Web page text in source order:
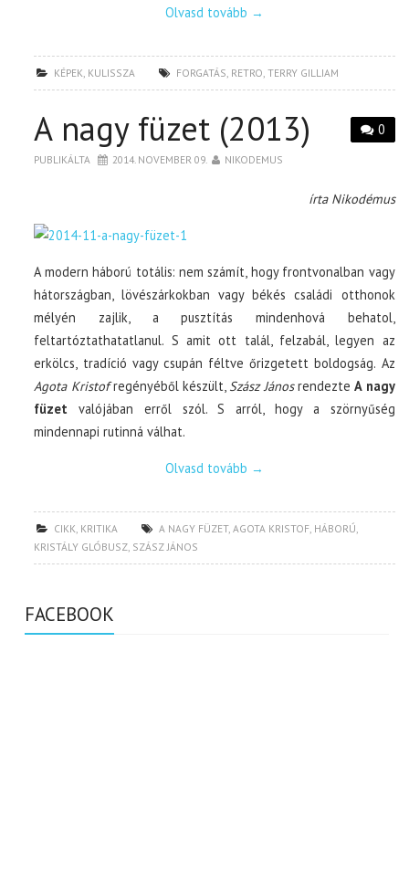
Olvasd tovább →
KÉPEK KULISSZA FORGATÁS RETRO ,TERRY GILLIAM
0
A nagy füzet (2013)
PUBLIKÁLTA 2014. NOVEMBER 09. NIKODEMUS
írta Nikodémus
A modern háború totális: nem számít, hogy frontvonalban vagy
hátországban, lövészárkokban vagy békés családi otthonok
mélyén zajlik, a pusztítás mindenhová behatol,
feltartóztathatatlanul. S amit ott talál, felzabál, legyen az
erkölcs, tradíció vagy csupán féltve őrizgetett boldogság. Az
Agota Kristofregényéből készült, Szász JánosrendezteA nagy
füzet valójában erről szól. S arról, hogy a szörnyűség
mindennapi rutinná válhat.
Olvasd tovább →
CIKK KRITIKA A NAGY FÜZET,AGOTA KRISTOF HÁBORÚ
KRISTÁLY GLÓBUSZ SZÁSZ JÁNOS
FACEBOOK